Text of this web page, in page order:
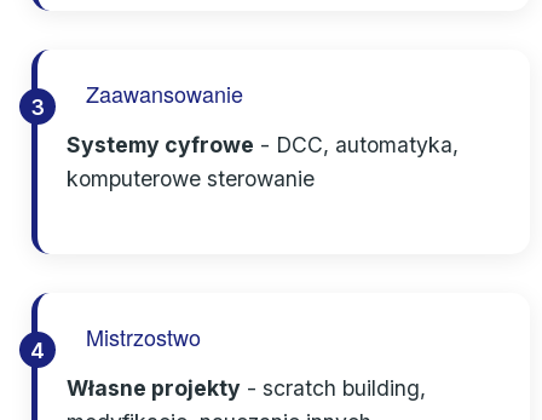
3 Zaawansowanie
Systemy cyfrowe - DCC, automatyka,
komputerowe sterowanie
4 Mistrzostwo
Własne projekty - scratch building,